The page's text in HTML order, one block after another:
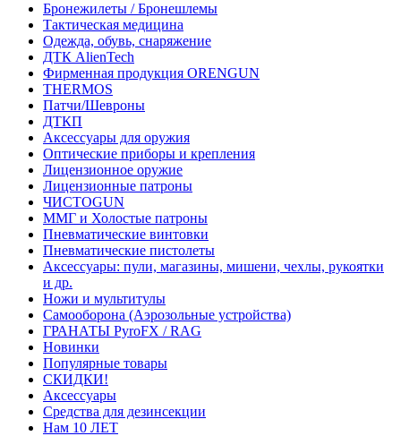
Бронежилеты / Бронешлемы
Тактическая медицина
Одежда, обувь, снаряжение
ДТК AlienTech
Фирменная продукция ORENGUN
THERMOS
Патчи/Шевроны
ДТКП
Аксессуары для оружия
Оптические приборы и крепления
Лицензионное оружие
Лицензионные патроны
ЧИСТОGUN
ММГ и Холостые патроны
Пневматические винтовки
Пневматические пистолеты
Аксессуары: пули, магазины, мишени, чехлы, рукоятки
и др.
Ножи и мультитулы
Самооборона (Аэрозольные устройства)
ГРАНАТЫ PyroFX / RAG
Новинки
Популярные товары
СКИДКИ!
Аксессуары
Средства для дезинсекции
Нам 10 ЛЕТ